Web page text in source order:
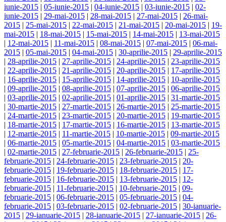
iunie-2015 | 05-iunie-2015 | 04-iunie-2015 | 03-iunie-2015 | 02-
iunie-2015 | 29-mai-2015 | 28-mai-2015 | 27-mai-2015 | 26-mai-
2015 | 25-mai-2015 | 22-mai-2015 | 21-mai-2015 | 20-mai-2015 | 19-
mai-2015 | 18-mai-2015 | 15-mai-2015 | 14-mai-2015 | 13-mai-2015
| 12-mai-2015 | 11-mai-2015 | 08-mai-2015 | 07-mai-2015 | 06-mai-
2015 | 05-mai-2015 | 04-mai-2015 | 30-aprilie-2015 | 29-aprilie-2015
| 28-aprilie-2015 | 27-aprilie-2015 | 24-aprilie-2015 | 23-aprilie-2015
| 22-aprilie-2015 | 21-aprilie-2015 | 20-aprilie-2015 | 17-aprilie-2015
| 16-aprilie-2015 | 15-aprilie-2015 | 14-aprilie-2015 | 10-aprilie-2015
| 09-aprilie-2015 | 08-aprilie-2015 | 07-aprilie-2015 | 06-aprilie-2015
| 03-aprilie-2015 | 02-aprilie-2015 | 01-aprilie-2015 | 31-martie-2015
| 30-martie-2015 | 27-martie-2015 | 26-martie-2015 | 25-martie-2015
| 24-martie-2015 | 23-martie-2015 | 20-martie-2015 | 19-martie-2015
| 18-martie-2015 | 17-martie-2015 | 16-martie-2015 | 13-martie-2015
| 12-martie-2015 | 11-martie-2015 | 10-martie-2015 | 09-martie-2015
| 06-martie-2015 | 05-martie-2015 | 04-martie-2015 | 03-martie-2015
| 02-martie-2015 | 27-februarie-2015 | 26-februarie-2015 | 25-
februarie-2015 | 24-februarie-2015 | 23-februarie-2015 | 20-
februarie-2015 | 19-februarie-2015 | 18-februarie-2015 | 17-
februarie-2015 | 16-februarie-2015 | 13-februarie-2015 | 12-
februarie-2015 | 11-februarie-2015 | 10-februarie-2015 | 09-
februarie-2015 | 06-februarie-2015 | 05-februarie-2015 | 04-
februarie-2015 | 03-februarie-2015 | 02-februarie-2015 | 30-ianuarie-
2015 | 29-ianuarie-2015 | 28-ianuarie-2015 | 27-ianuarie-2015 | 26-